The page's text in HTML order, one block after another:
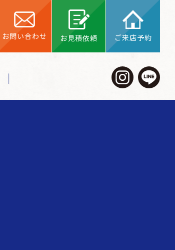
お問い合わせ お見積依頼 ご来店予約